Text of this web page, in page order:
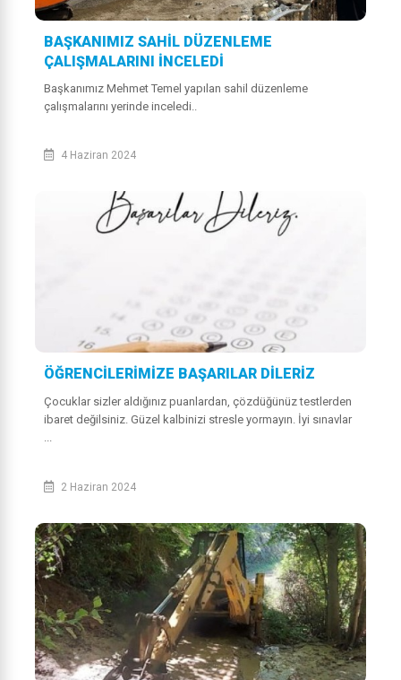
BAŞKANIMIZ SAHİL DÜZENLEME
ÇALIŞMALARINI İNCELEDİ
Başkanımız Mehmet Temel yapılan sahil düzenleme
çalışmalarını yerinde inceledi..
4 Haziran 2024
ÖĞRENCİLERİMİZE BAŞARILAR DİLERİZ
Çocuklar sizler aldığınız puanlardan, çözdüğünüz testlerden
ibaret değilsiniz. Güzel kalbinizi stresle yormayın. İyi sınavlar
...
2 Haziran 2024